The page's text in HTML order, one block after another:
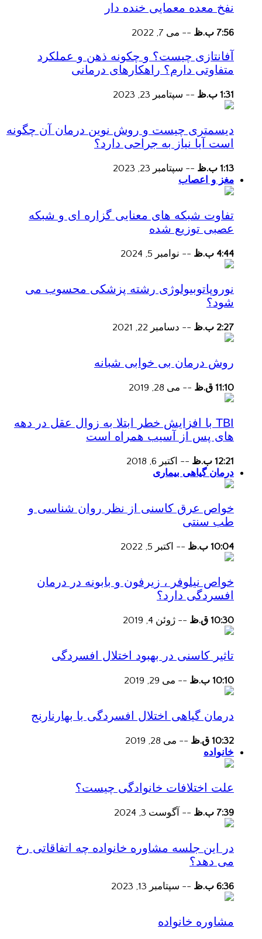
نفخ معده معمایی خنده دار
7:56 ب.ظ -- می 7, 2022
آفانتازی چیست؟ و چکونه ذهن و عملکرد
متفاوتی دارم؟ راهکارهای درمانی
1:31 ب.ظ -- سپتامبر 23, 2023
دیسمتری چیست و روش نوین درمان آن چگونه
است آیا نیاز به جراحی دارد؟
1:13 ب.ظ -- سپتامبر 23, 2023
مغز و اعصاب
تفاوت شبکه های معنایی گزاره ای و شبکه
عصبی توزیع شده
4:44 ب.ظ -- نوامبر 5, 2024
نوروپاتوبیولوژی رشته پزشکی محسوب می
شود؟
2:27 ب.ظ -- دسامبر 22, 2021
روش درمان بی خوابی شبانه
11:10 ق.ظ -- می 28, 2019
TBI با افزایش خطر ابتلا به زوال عقل در دهه
های پس از آسیب همراه است
12:21 ب.ظ -- اکتبر 6, 2018
درمان گیاهی بیماری
خواص عرق کاسنی از نظر روان شناسی و
طب سنتی
10:04 ب.ظ -- اکتبر 5, 2022
خواص نیلوفر ، زیرفون و بابونه در درمان
افسردگی دارد؟
10:30 ق.ظ -- ژوئن 4, 2019
تاثیر کاسنی در بهبود اختلال افسردگی
10:10 ب.ظ -- می 29, 2019
درمان گیاهی اختلال افسردگی با بهارنارنج
10:32 ق.ظ -- می 28, 2019
خانواده
علت اختلافات خانوادگی چیست؟
7:39 ب.ظ -- آگوست 3, 2024
در این جلسه مشاوره خانواده چه اتفاقاتی رخ
می دهد؟
6:36 ب.ظ -- سپتامبر 13, 2023
مشاوره خانواده